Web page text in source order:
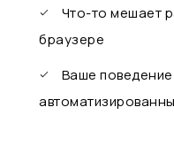
Что-то мешает
браузере
Ваше